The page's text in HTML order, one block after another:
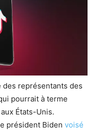
des représentants des
pourrait à terme
États-Unis.
président Biden voisé